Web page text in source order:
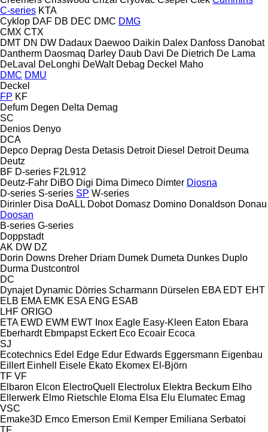
C-series KTA
Cyklop DAF DB DEC DMC DMG
CMX CTX
DMT DN DW Dadaux Daewoo Daikin Dalex Danfoss Danobat
Dantherm Daosmaq Darley Daub Davi De Dietrich De Lama
DeLaval
DeLonghi DeWalt Debag Deckel Maho
DMC DMU
Deckel
FP KF
Defum Degen Delta Demag
SC
Denios Denyo
DCA
Depco Deprag Desta Detasis Detroit Diesel Detroit Deuma
Deutz
BF D-series F2L912
Deutz-Fahr DiBO Digi Dima Dimeco Dimter Diosna
D-series S-series SP W-series
Dirinler Disa DoALL Dobot Domasz Domino Donaldson Donau
Doosan
B-series G-series
Doppstadt
AK DW DZ
Dorin Downs Dreher Driam Dumek Dumeta Dunkes Duplo
Durma Dustcontrol
DC
Dynajet Dynamic Dörries Scharmann Dürselen EBA EDT EHT
ELB EMA EMK ESA ENG ESAB
LHF ORIGO
ETA EWD EWM EWT Inox Eagle Easy-Kleen Eaton Ebara
Eberhardt Ebmpapst Eckert Eco Ecoair Ecoca
SJ
Ecotechnics Edel Edge Edur Edwards Eggersmann Eigenbau
Eillert Einhell Eisele Ekato Ekomex El-Björn
TF VF
Elbaron Elcon ElectroQuell Electrolux Elektra Beckum Elho
Ellerwerk Elmo Rietschle Eloma Elsa Elu Elumatec Emag
VSC
Emake3D Emco Emerson Emil Kemper Emiliana Serbatoi
TF